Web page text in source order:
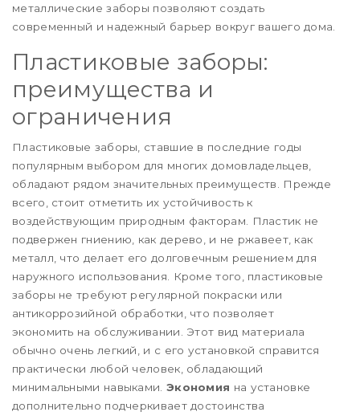
металлические заборы позволяют создать
современный и надежный барьер вокруг вашего дома.
Пластиковые заборы:
преимущества и
ограничения
Пластиковые заборы, ставшие в последние годы
популярным выбором для многих домовладельцев,
обладают рядом значительных преимуществ. Прежде
всего, стоит отметить их устойчивость к
воздействующим природным факторам. Пластик не
подвержен гниению, как дерево, и не ржавеет, как
металл, что делает его долговечным решением для
наружного использования. Кроме того, пластиковые
заборы не требуют регулярной покраски или
антикоррозийной обработки, что позволяет
экономить на обслуживании. Этот вид материала
обычно очень легкий, и с его установкой справится
практически любой человек, обладающий
минимальными навыками. Экономия на установке
дополнительно подчеркивает достоинства